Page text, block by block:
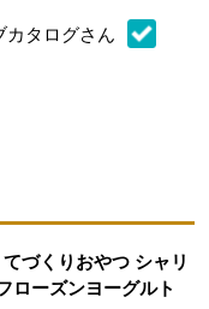
カタログさん
ト：
づくりおやつ シャリ
ローズンヨーグルト